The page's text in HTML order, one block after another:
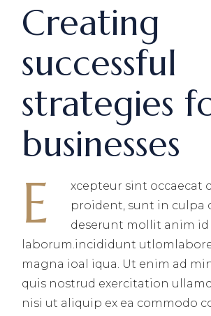
Creating
successful
strategies
businesses
E
xcepteur sint occaecat
proident, sunt in culpa
deserunt mollit anim id
laborum.incididunt
magna ioal iqua. Ut enim ad
quis nostrud exercitation
nisi ut aliquip ex ea commodo